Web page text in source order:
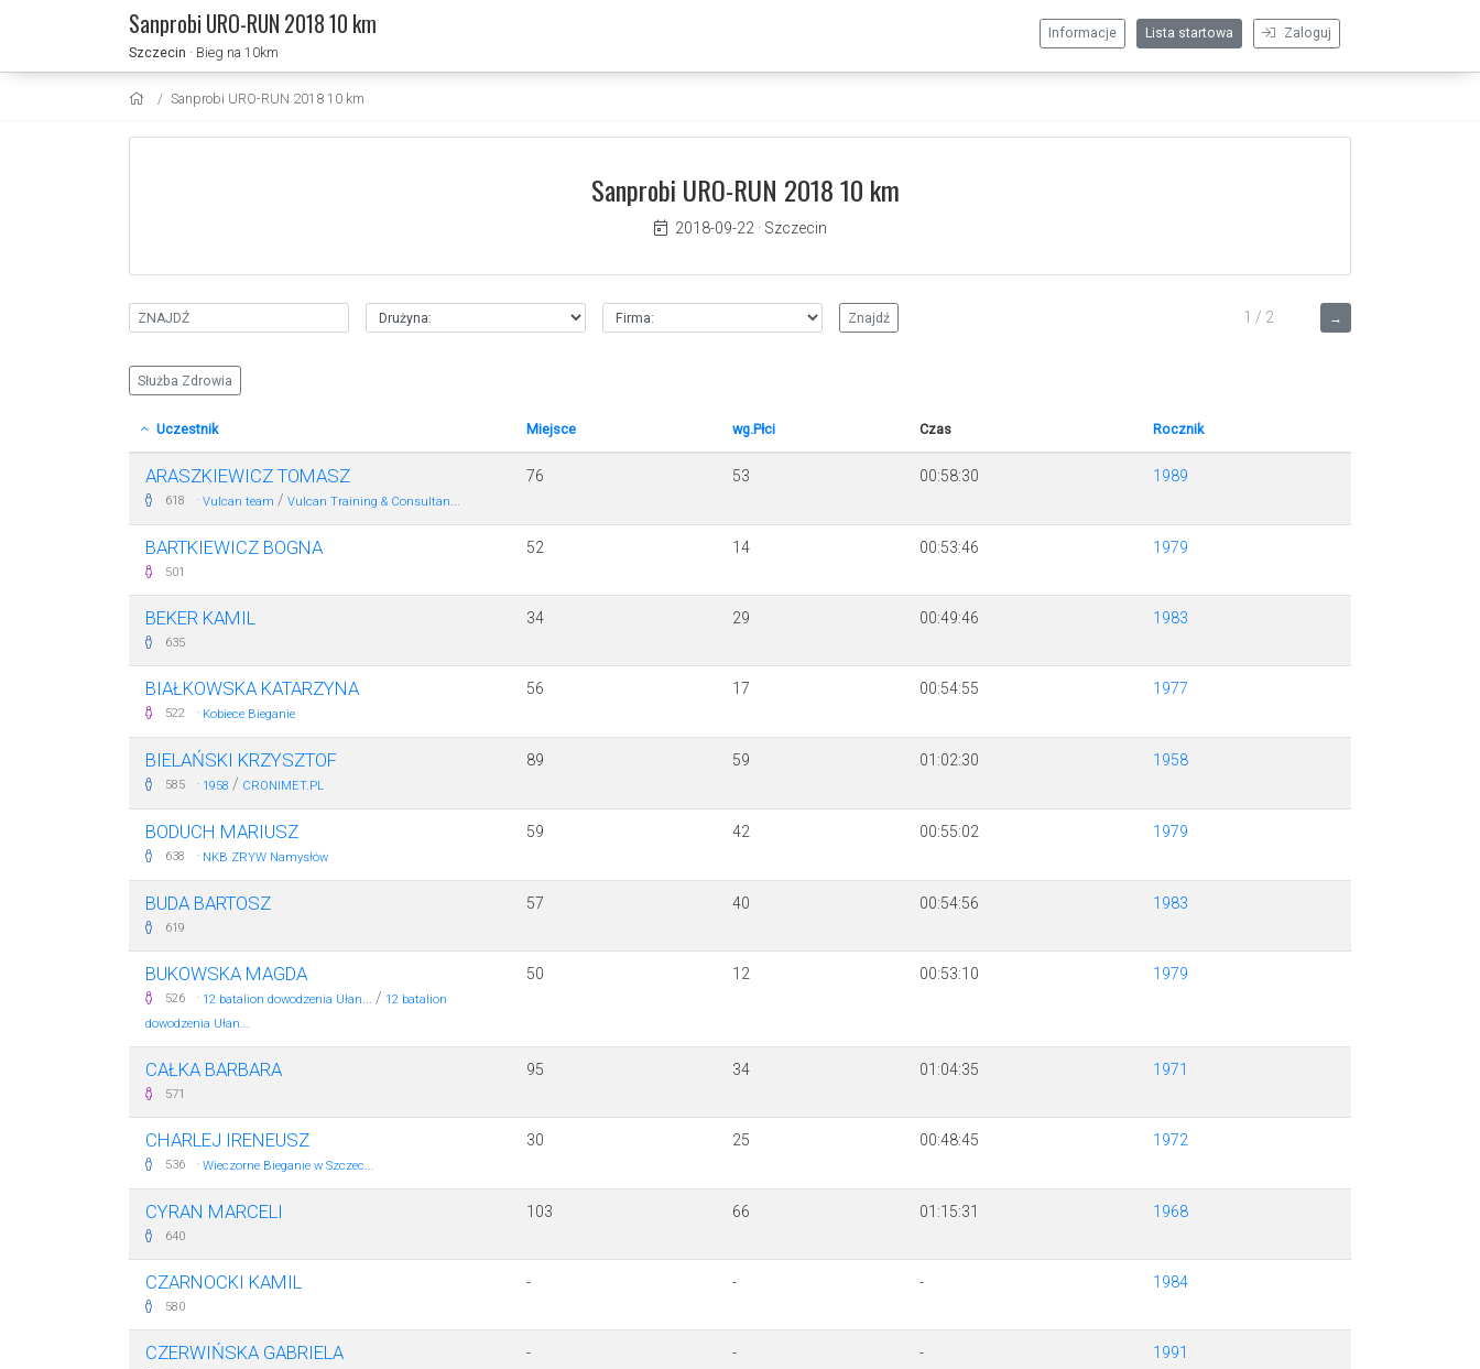
Sanprobi URO-RUN 2018 10 km
Szczecin · Bieg na 10km
Zaloguj
Lista startowa
Informacje
Sanprobi URO-RUN 2018 10 km
Sanprobi URO-RUN 2018 10 km
2018-09-22 · Szczecin
→
1 / 2
Służba Zdrowia
Uczestnik Miejsce wg.Płci Czas Rocznik
ARASZKIEWICZ TOMASZ
618 · Vulcan team / Vulcan Training & Consultan...
76 53 00:58:30 1989
BARTKIEWICZ BOGNA
501
52 14 00:53:46 1979
BEKER KAMIL
635
34 29 00:49:46 1983
BIAŁKOWSKA KATARZYNA
522 · Kobiece Bieganie
56 17 00:54:55 1977
BIELAŃSKI KRZYSZTOF
585 · 1958 / CRONIMET.PL
89 59 01:02:30 1958
BODUCH MARIUSZ
638 · NKB ZRYW Namysłów
59 42 00:55:02 1979
BUDA BARTOSZ
619
57 40 00:54:56 1983
BUKOWSKA MAGDA
526 · 12 batalion dowodzenia Ułan... / 12 batalion
dowodzenia Ułan...
50 12 00:53:10 1979
CAŁKA BARBARA
571
95 34 01:04:35 1971
CHARLEJ IRENEUSZ
536 · Wieczorne Bieganie w Szczec...
30 25 00:48:45 1972
CYRAN MARCELI
640
103 66 01:15:31 1968
CZARNOCKI KAMIL
580
- - - 1984
CZERWIŃSKA GABRIELA - - - 1991